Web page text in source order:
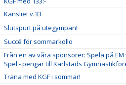
Kansliet v.33
Slutspurt på utegympan!
Succé för sommarkollo
Från en av våra sponsorer: Spela på
Spel - pengar till Karlstads
Träna med KGF i sommar!